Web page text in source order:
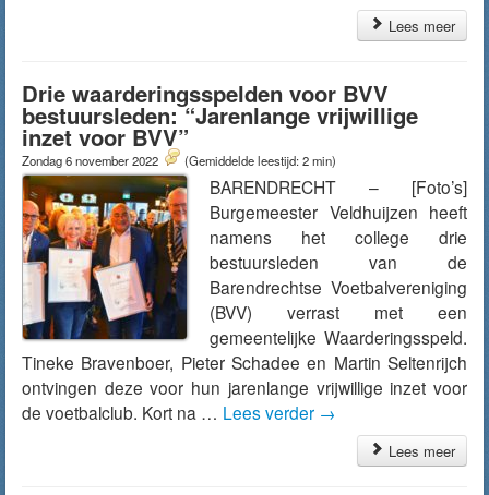
Lees meer
Drie waarderingsspelden voor BVV
bestuursleden: “Jarenlange vrijwillige
inzet voor BVV”
Zondag 6 november 2022 (Gemiddelde leestijd: 2 min)
BARENDRECHT – [Foto’s]
Burgemeester Veldhuijzen heeft
namens het college drie
bestuursleden van de
Barendrechtse Voetbalvereniging
(BVV) verrast met een
gemeentelijke Waarderingsspeld.
Tineke Bravenboer, Pieter Schadee en Martin Seltenrijch
ontvingen deze voor hun jarenlange vrijwillige inzet voor
de voetbalclub. Kort na … Lees verder →
Lees meer